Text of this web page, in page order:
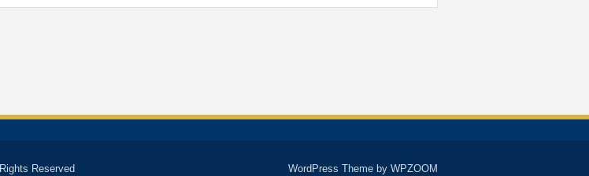
WordPress Theme by WPZOOM
Reserved